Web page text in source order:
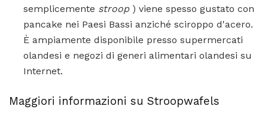
semplicemente stroop) viene spesso gustato con
pancake nei Paesi Bassi anziché sciroppo d'acero.
È ampiamente disponibile presso supermercati
olandesi e negozi di generi alimentari olandesi su
Internet.
Maggiori informazioni su Stroopwafels